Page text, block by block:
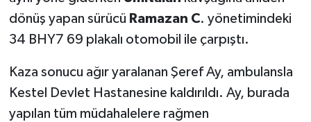
dönüş yapan sürücü Ramazan C. yönetimindeki
34 BHY7 69 plakalı otomobil ile çarpıştı.
Kaza sonucu ağır yaralanan Şeref Ay, ambulansla
Kestel Devlet Hastanesine kaldırıldı. Ay, burada
yapılan tüm müdahalelere rağmen